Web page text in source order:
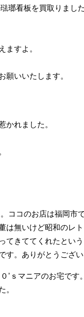
瑯看板を買取りました
ますよ。
願いいたします。
かれました。
ココのお店は福岡市
無いけど昭和のレ
きててくれたとい
。ありがとうござい
ｓマニアのお宅です。
。